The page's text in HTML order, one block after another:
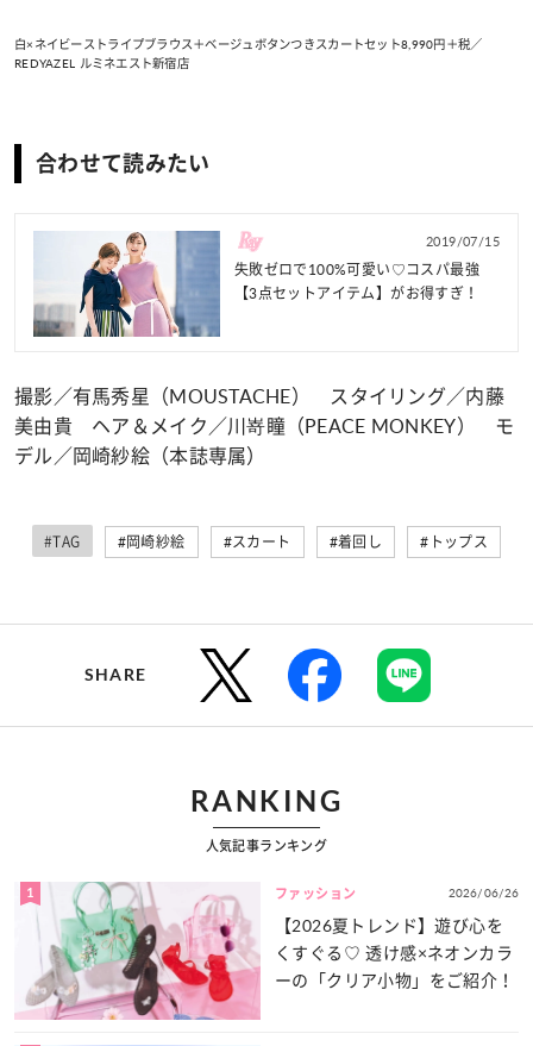
白×ネイビーストライプブラウス＋ベージュボタンつきスカートセット8,990円＋税／
REDYAZEL ルミネエスト新宿店
合わせて読みたい
2019/07/15
失敗ゼロで100%可愛い♡コスパ最強
【3点セットアイテム】がお得すぎ！
撮影／有馬秀星（MOUSTACHE） スタイリング／内藤
美由貴 ヘア＆メイク／川嵜瞳（PEACE MONKEY） モ
デル／岡崎紗絵（本誌専属）
#TAG #岡崎紗絵 #スカート #着回し #トップス
SHARE
RANKING
人気記事ランキング
1 ファッション 2026/06/26
【2026夏トレンド】遊び心を
くすぐる♡ 透け感×ネオンカラ
ーの「クリア小物」をご紹介！